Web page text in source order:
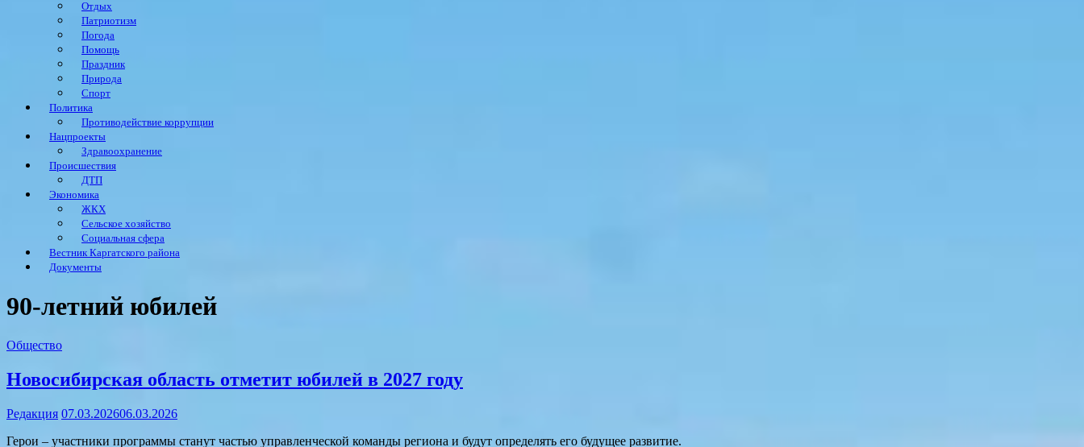
Отдых
Патриотизм
Погода
Помощь
Праздник
Природа
Спорт
Политика
Противодействие коррупции
Нацпроекты
Здравоохранение
Происшествия
ДТП
Экономика
ЖКХ
Сельское хозяйство
Социальная сфера
Вестник Каргатского района
Документы
90-летний юбилей
Общество
Новосибирская область отметит юбилей в 2027 году
Редакция 07.03.202606.03.2026
Герои – участники программы станут частью управленческой команды региона и будут определять его будущее развитие.